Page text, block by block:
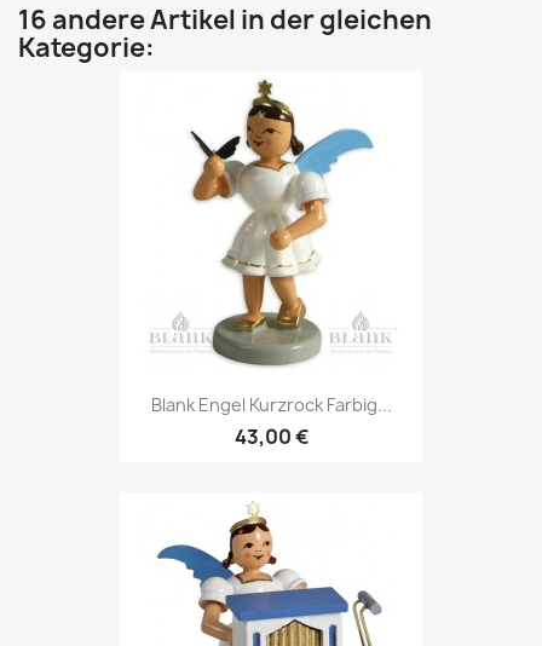
16 andere Artikel in der gleichen
Kategorie:
Blank Engel Kurzrock Farbig...
43,00 €